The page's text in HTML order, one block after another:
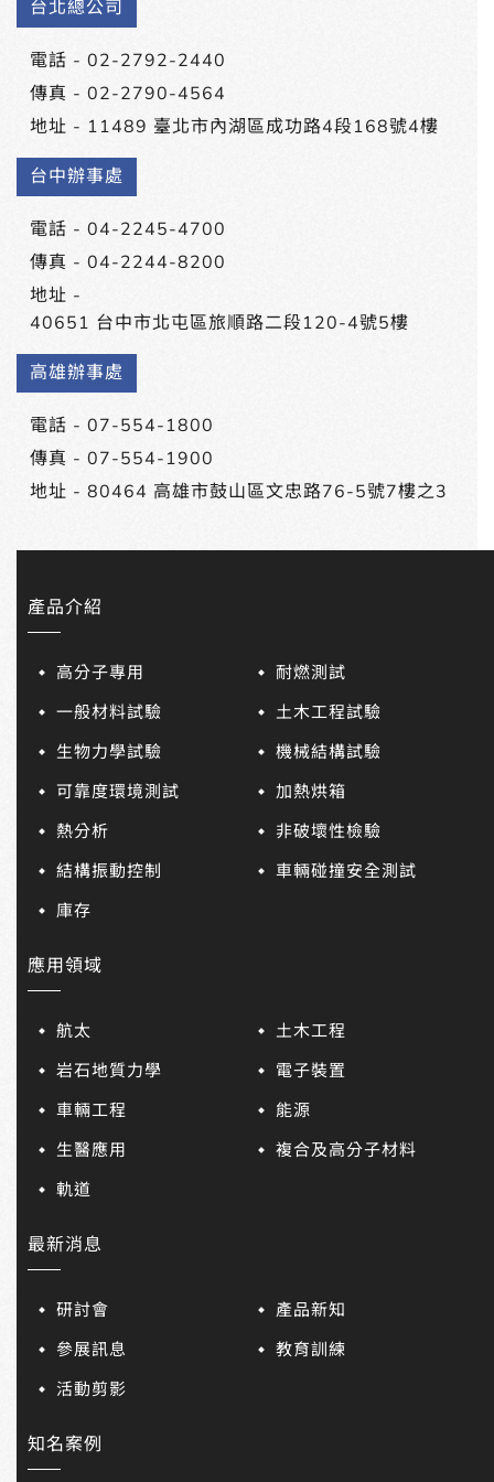
台北總公司
電話 - 02-2792-2440
傳真 - 02-2790-4564
地址 - 11489 臺北市內湖區成功路4段168號4樓
台中辦事處
電話 - 04-2245-4700
傳真 - 04-2244-8200
地址 -
40651 台中市北屯區旅順路二段120-4號5樓
高雄辦事處
電話 - 07-554-1800
傳真 - 07-554-1900
地址 - 80464 高雄市鼓山區文忠路76-5號7樓之3
產品介紹
高分子專用
耐燃測試
一般材料試驗
土木工程試驗
生物力學試驗
機械結構試驗
可靠度環境測試
加熱烘箱
熱分析
非破壞性檢驗
結構振動控制
車輛碰撞安全測試
庫存
應用領域
航太
土木工程
岩石地質力學
電子裝置
車輛工程
能源
生醫應用
複合及高分子材料
軌道
最新消息
研討會
產品新知
參展訊息
教育訓練
活動剪影
知名案例